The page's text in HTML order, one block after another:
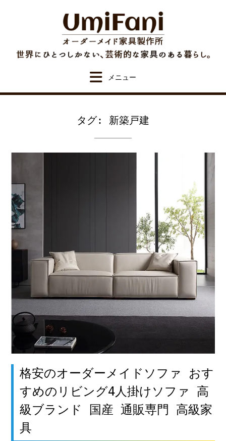
タグ: 新築戸建
格安のオーダーメイドソファ おす
すめのリビング4人掛けソファ 高
級ブランド 国産 通販専門 高級家
具